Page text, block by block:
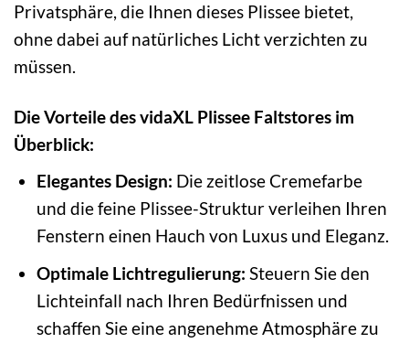
Privatsphäre, die Ihnen dieses Plissee bietet,
ohne dabei auf natürliches Licht verzichten zu
müssen.
Die Vorteile des vidaXL Plissee Faltstores im
Überblick:
Elegantes Design: Die zeitlose Cremefarbe
und die feine Plissee-Struktur verleihen Ihren
Fenstern einen Hauch von Luxus und Eleganz.
Optimale Lichtregulierung: Steuern Sie den
Lichteinfall nach Ihren Bedürfnissen und
schaffen Sie eine angenehme Atmosphäre zu